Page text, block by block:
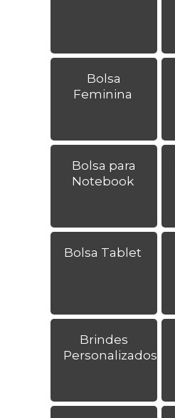
Bolsa
Feminina
Bolsa para
Notebook
Bolsa Tablet
Brindes
Personalizados